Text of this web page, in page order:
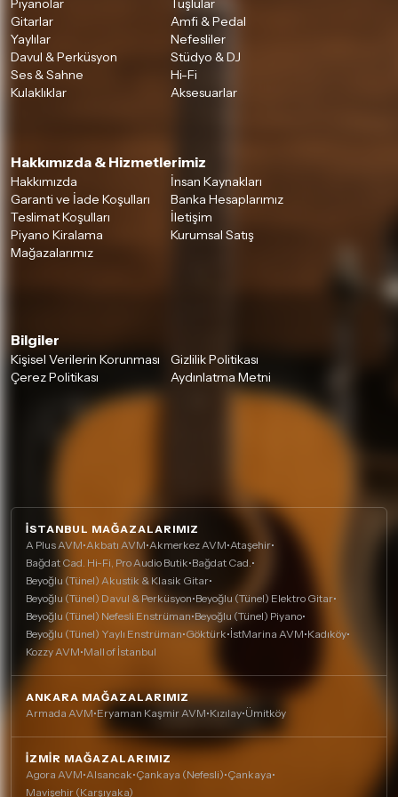
Piyanolar
Tuşlular
Gitarlar
Amfi & Pedal
Yaylılar
Nefesliler
Davul & Perküsyon
Stüdyo & DJ
Ses & Sahne
Hi-Fi
Kulaklıklar
Aksesuarlar
Hakkımızda & Hizmetlerimiz
Hakkımızda
İnsan Kaynakları
Garanti ve İade Koşulları
Banka Hesaplarımız
Teslimat Koşulları
İletişim
Piyano Kiralama
Kurumsal Satış
Mağazalarımız
Bilgiler
Kişisel Verilerin Korunması
Gizlilik Politikası
Çerez Politikası
Aydınlatma Metni
İSTANBUL MAĞAZALARIMIZ
A Plus AVM•Akbatı AVM•Akmerkez AVM•Ataşehir•
Bağdat Cad. Hi-Fi, Pro Audio Butik•Bağdat Cad.•
Beyoğlu (Tünel) Akustik & Klasik Gitar•
Beyoğlu (Tünel) Davul & Perküsyon•Beyoğlu (Tünel) Elektro Gitar•
Beyoğlu (Tünel) Nefesli Enstrüman•Beyoğlu (Tünel) Piyano•
Beyoğlu (Tünel) Yaylı Enstrüman•Göktürk•İstMarina AVM•Kadıköy•
Kozzy AVM•Mall of İstanbul
ANKARA MAĞAZALARIMIZ
Armada AVM•Eryaman Kaşmir AVM•Kızılay•Ümitköy
İZMIR MAĞAZALARIMIZ
Agora AVM•Alsancak•Çankaya (Nefesli)•Çankaya•
Mavişehir (Karşıyaka)